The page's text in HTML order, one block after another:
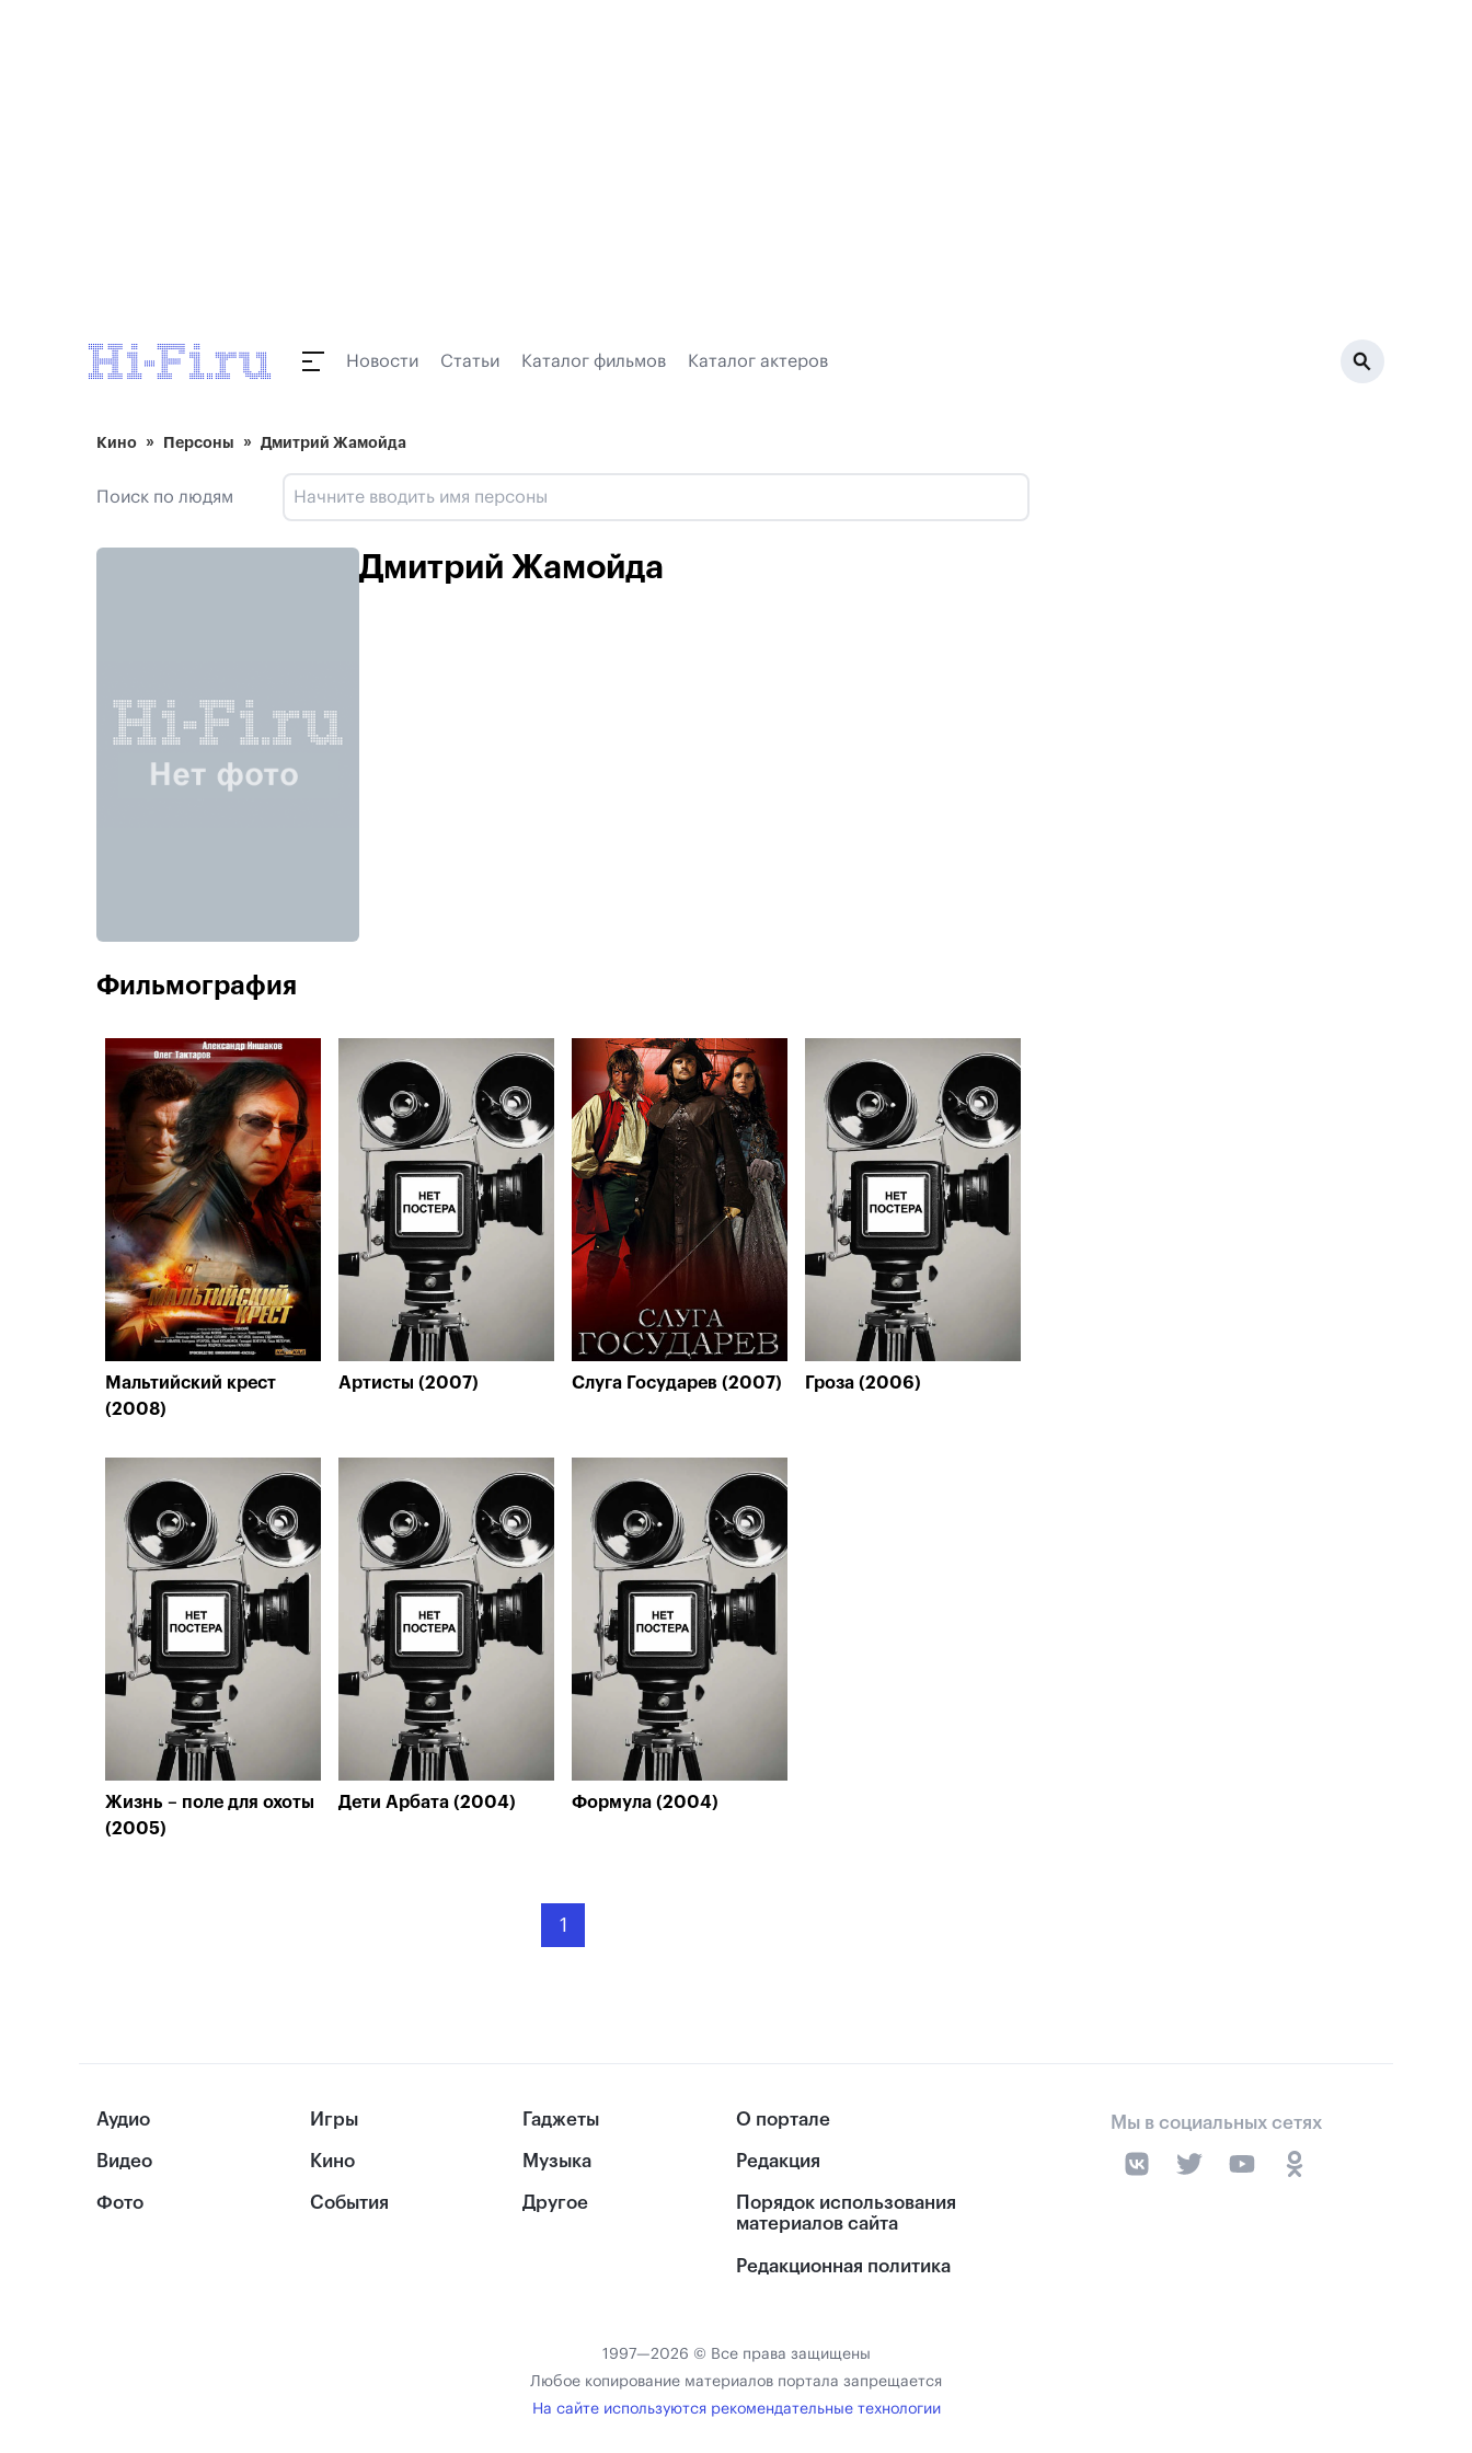
Новости Статьи Каталог фильмов Каталог актеров
Кино Персоны Дмитрий Жамойда
Поиск по людям
Дмитрий Жамойда
Фильмография
Мальтийский крест
(2008)
Артисты (2007) Слуга Государев (2007) Гроза (2006)
Жизнь – поле для охоты
(2005)
Дети Арбата (2004) Формула (2004)
1
Аудио
Видео
Фото
Игры
Кино
События
Гаджеты
Музыка
Другое
О портале
Редакция
Порядок использования
материалов сайта
Редакционная политика
Мы в социальных сетях
1997—2026 © Все права защищены
Любое копирование материалов портала запрещается
На сайте используются рекомендательные технологии